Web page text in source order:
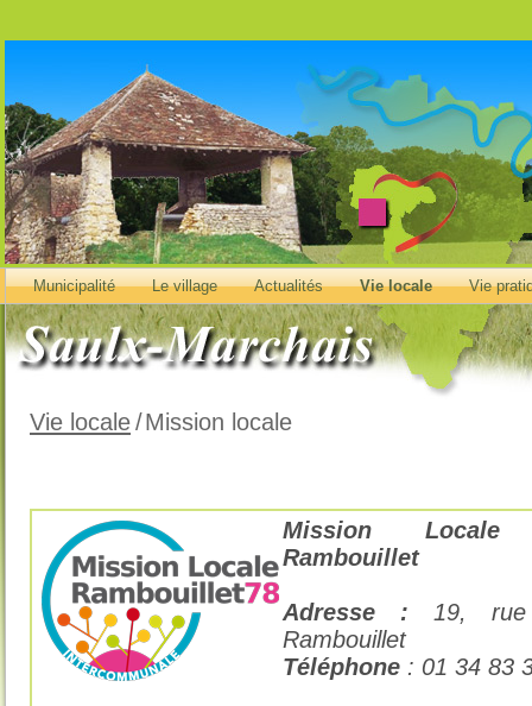
Municipalité Le village Actualités Vie locale Vie
Vie locale/Mission locale
Mission Locale
Rambouillet
Adresse : 19, rue
Rambouillet
Téléphone : 01 34 83